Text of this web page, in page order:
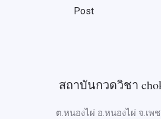
Post
สถาบันกวดวิชา
ต.หนองไผ่ อ.หนองไผ่ จ.เพ